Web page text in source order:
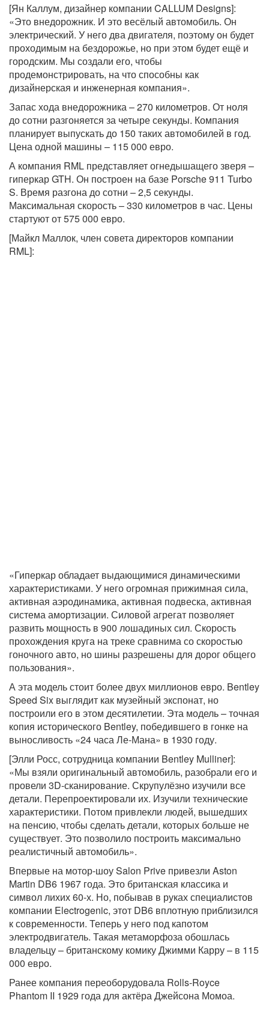
[Ян Каллум, дизайнер компании CALLUM Designs]:
«Это внедорожник. И это весёлый автомобиль. Он
электрический. У него два двигателя, поэтому он будет
проходимым на бездорожье, но при этом будет ещё и
городским. Мы создали его, чтобы
продемонстрировать, на что способны как
дизайнерская и инженерная компания».
Запас хода внедорожника – 270 километров. От ноля
до сотни разгоняется за четыре секунды. Компания
планирует выпускать до 150 таких автомобилей в год.
Цена одной машины – 115 000 евро.
А компания RML представляет огнедышащего зверя –
гиперкар GTH. Он построен на базе Porsche 911 Turbo
S. Время разгона до сотни – 2,5 секунды.
Максимальная скорость – 330 километров в час. Цены
стартуют от 575 000 евро.
[Майкл Маллок, член совета директоров компании
RML]:
«Гиперкар обладает выдающимися динамическими
характеристиками. У него огромная прижимная сила,
активная аэродинамика, активная подвеска, активная
система амортизации. Силовой агрегат позволяет
развить мощность в 900 лошадиных сил. Скорость
прохождения круга на треке сравнима со скоростью
гоночного авто, но шины разрешены для дорог общего
пользования».
А эта модель стоит более двух миллионов евро. Bentley
Speed Six выглядит как музейный экспонат, но
построили его в этом десятилетии. Эта модель – точная
копия исторического Bentley, победившего в гонке на
выносливость «24 часа Ле-Мана» в 1930 году.
[Элли Росс, сотрудница компании Bentley Mulliner]:
«Мы взяли оригинальный автомобиль, разобрали его и
провели 3D-сканирование. Скрупулёзно изучили все
детали. Перепроектировали их. Изучили технические
характеристики. Потом привлекли людей, вышедших
на пенсию, чтобы сделать детали, которых больше не
существует. Это позволило построить максимально
реалистичный автомобиль».
Впервые на мотор-шоу Salon Prive привезли Aston
Martin DB6 1967 года. Это британская классика и
символ лихих 60-х. Но, побывав в руках специалистов
компании Electrogenic, этот DB6 вплотную приблизился
к современности. Теперь у него под капотом
электродвигатель. Такая метаморфоза обошлась
владельцу – британскому комику Джимми Карру – в 115
000 евро.
Ранее компания переоборудовала Rolls-Royce
Phantom II 1929 года для актёра Джейсона Момоа.